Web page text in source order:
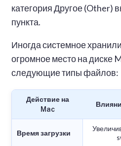
категория Другое (Other)
пункта.
Иногда системное
огромное место на диске
следующие типы файлов:
Действие на
Mac
Время загрузки